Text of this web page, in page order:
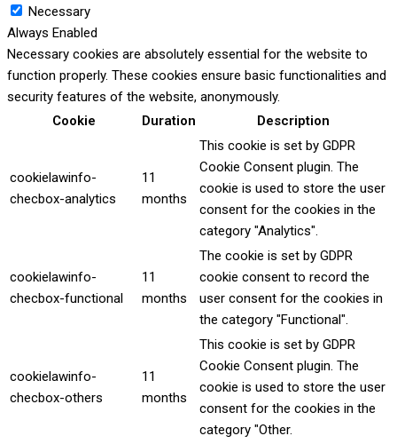
Necessary
Always Enabled
Necessary cookies are absolutely essential for the website to
function properly. These cookies ensure basic functionalities and
security features of the website, anonymously.
Cookie
Duration Description
cookielawinfo-
checbox-analytics
11
months
This cookie is set by GDPR
Cookie Consent plugin. The
cookie is used to store the user
consent for the cookies in the
category "Analytics".
cookielawinfo-
checbox-functional
11
months
The cookie is set by GDPR
cookie consent to record the
user consent for the cookies in
the category "Functional".
cookielawinfo-
checbox-others
11
months
This cookie is set by GDPR
Cookie Consent plugin. The
cookie is used to store the user
consent for the cookies in the
category "Other.